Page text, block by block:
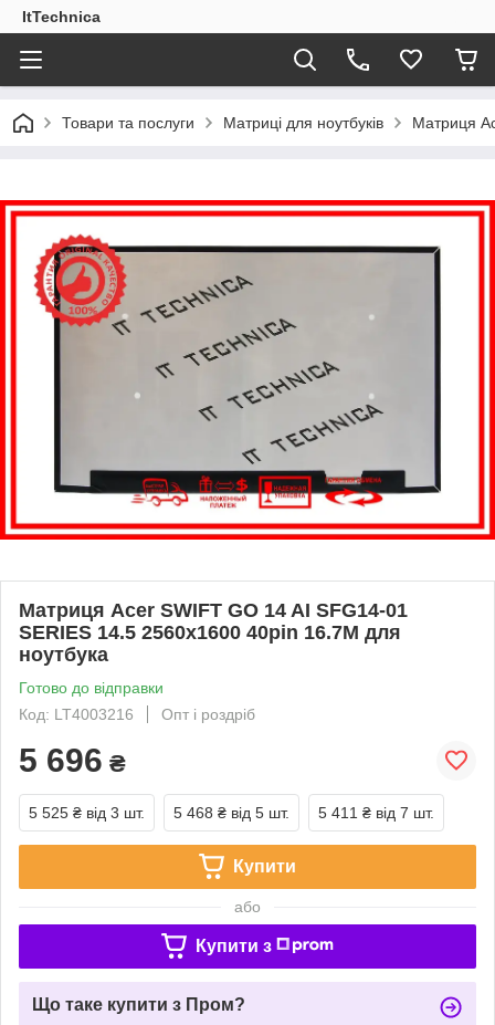
ItTechnica
Товари та послуги Матриці для ноутбуків Матриця
Матриця Acer SWIFT GO 14 AI SFG14-01
SERIES 14.5 2560x1600 40pin 16.7M для
ноутбука
Готово до відправки
Код: LT4003216
Опт і роздріб
5 696 ₴
5 525 ₴ від 3 шт. 5 468 ₴ від 5 шт. 5 411 ₴ від 7 шт.
Купити
або
Купити з
Що таке купити з Пром?